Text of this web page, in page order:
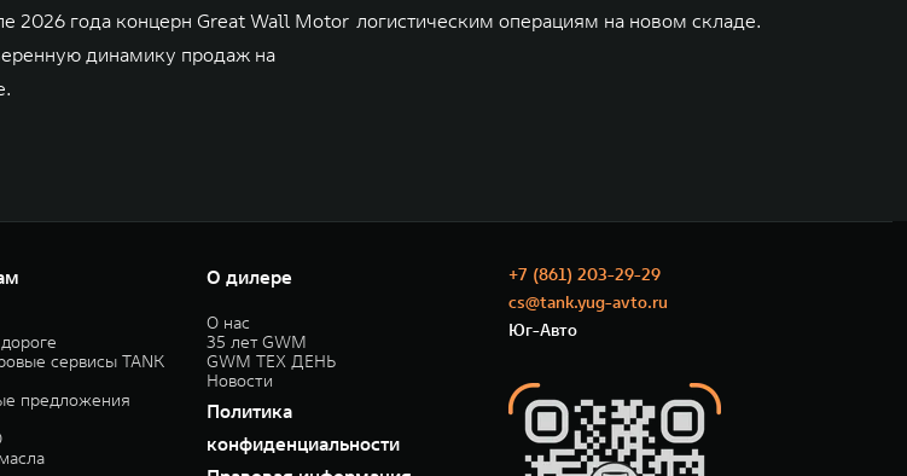
2026 года концерн Great Wall Motor
динамику продаж на
логистическим операциям на новом складе.
сервисы TANK
предложения
О дилере
О нас
35 лет GWM
GWM ТЕХ ДЕНЬ
Новости
Политика
конфиденциальности
+7 (861) 203-29-29
cs@tank.yug-avto.ru
Юг-Авто